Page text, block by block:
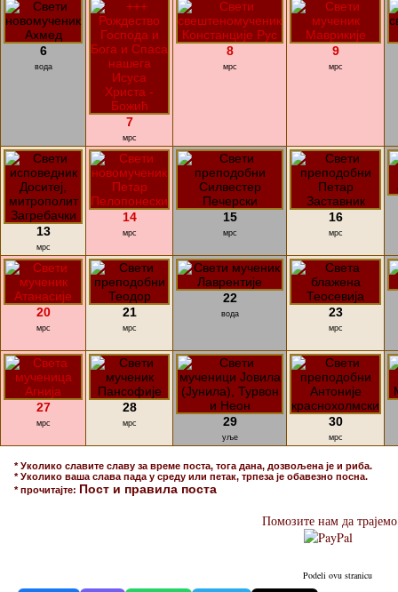
6
вода
7
мрс
8
мрс
9
мрс
13
мрс
14
мрс
15
мрс
16
мрс
20
мрс
21
мрс
22
вода 23
мрс
27
мрс
28
мрс 29
уље
30
мрс
* Уколико славите славу за време поста, тога дана, дозвољена је и риба.
* Уколико ваша слава пада у среду или петак, трпеза је обавезно посна.
* прочитајте: Пост и правила поста
Помозите нам да трајемо
Podeli ovu stranicu